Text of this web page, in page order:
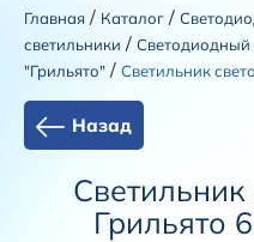
Главная / Каталог /
светильники / Светодиодный
"Грильято" / Светильник
Назад
Грильято